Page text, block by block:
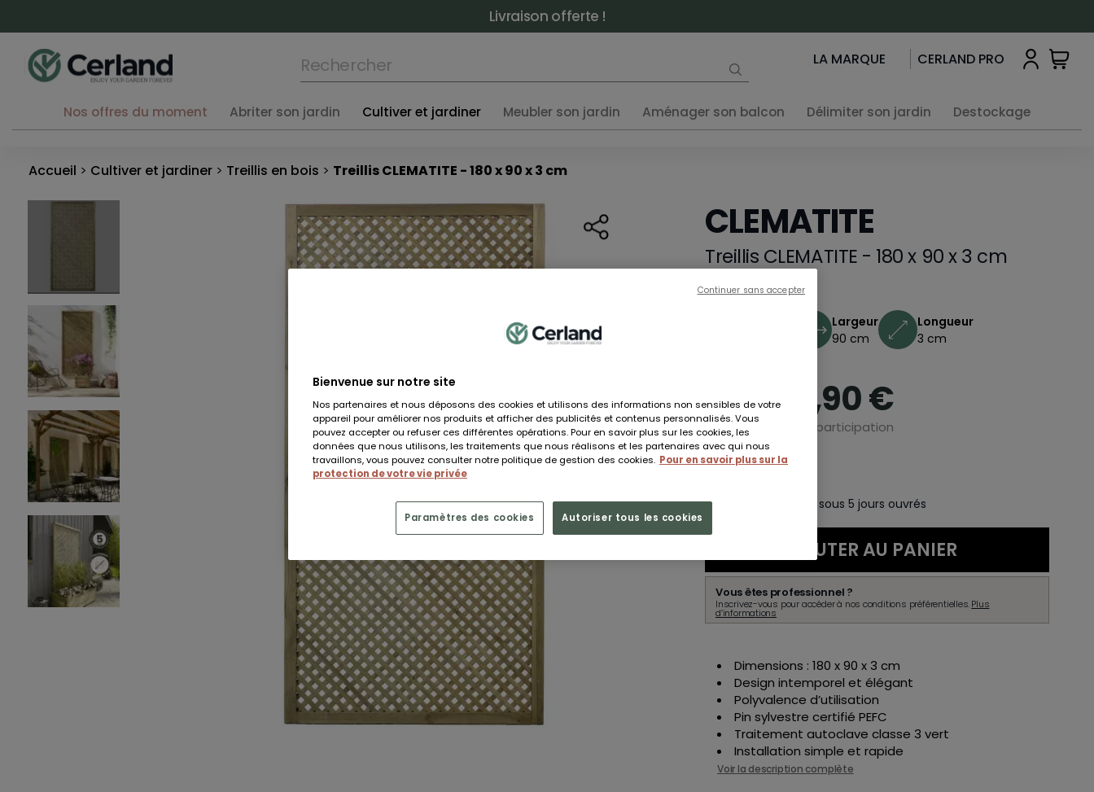
Livraison offerte !
LA MARQUE CERLAND PRO
Nos offres du moment Abriter son jardin Cultiver et jardiner Meubler son jardin Aménager son balcon Délimiter son jardin Destockage
Accueil Cultiver et jardiner Treillis en bois Treillis CLEMATITE - 180 x 90 x 3 cm
CLEMATITE
Treillis CLEMATITE - 180 x 90 x 3 cm
Largeur
90 cm
Longueur
3 cm
109,90 €
Dont 0,13 € d'éco-participation
En stock
Livraison à domicile sous 5 jours ouvrés
AJOUTER AU PANIER
Vous êtes professionnel ?
Inscrivez-vous pour accéder à nos conditions préférentielles.Plus
d’informations
Dimensions : 180 x 90 x 3 cm
Design intemporel et élégant
Polyvalence d’utilisation
Pin sylvestre certifié PEFC
Traitement autoclave classe 3 vert
Installation simple et rapide
Voir la description complète
Bienvenue sur notre site
Nos partenaires et nous déposons des cookies et utilisons des informations non sensibles de votre
appareil pour améliorer nos produits et afficher des publicités et contenus personnalisés. Vous
pouvez accepter ou refuser ces différentes opérations. Pour en savoir plus sur les cookies, les
données que nous utilisons, les traitements que nous réalisons et les partenaires avec qui nous
travaillons, vous pouvez consulter notre politique de gestion des cookies. Pour en savoir plus sur la
protection de votre vie privée
Autoriser tous les cookies
Paramètres des cookies
Continuer sans accepter